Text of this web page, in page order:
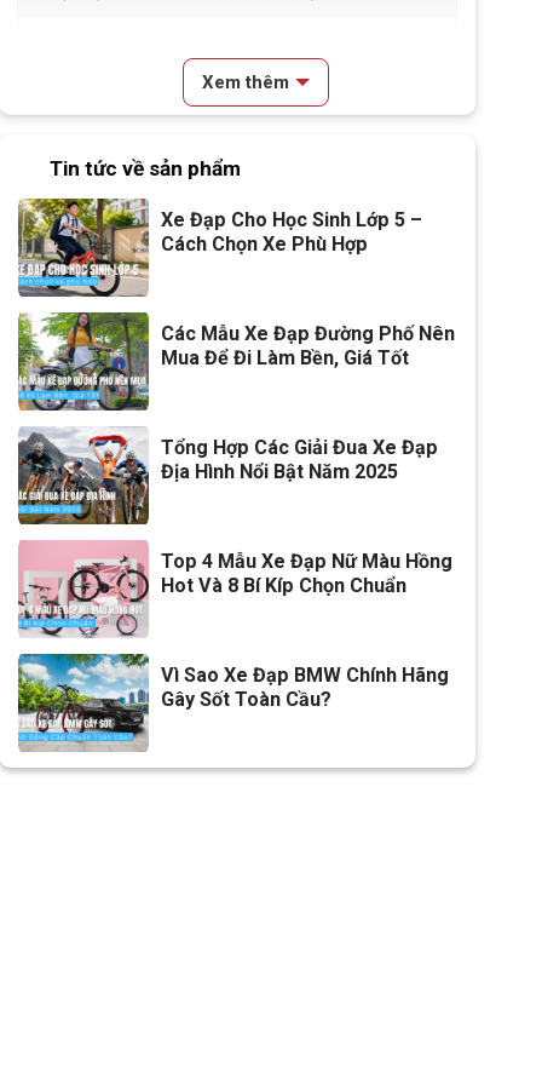
Xem thêm
Tin tức về sản phẩm
Xe Đạp Cho Học Sinh Lớp 5 –
Cách Chọn Xe Phù Hợp
Các Mẫu Xe Đạp Đường Phố Nên
Mua Để Đi Làm Bền, Giá Tốt
Tổng Hợp Các Giải Đua Xe Đạp
Địa Hình Nổi Bật Năm 2025
Top 4 Mẫu Xe Đạp Nữ Màu Hồng
Hot Và 8 Bí Kíp Chọn Chuẩn
Vì Sao Xe Đạp BMW Chính Hãng
Gây Sốt Toàn Cầu?